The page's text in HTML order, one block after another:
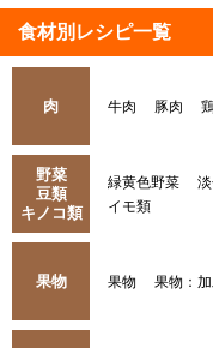
食材別レシピ一覧
肉 牛肉 豚肉
野菜
豆類
キノコ類
緑黄色野菜
イモ類
果物 果物 果物：